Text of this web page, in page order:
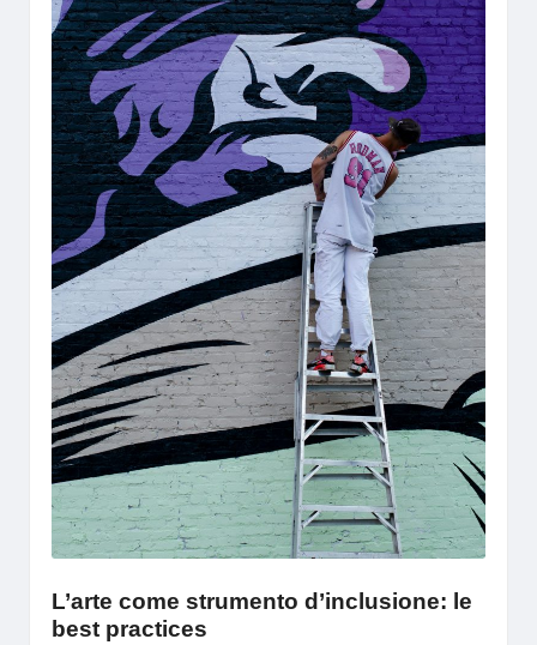
L’arte come strumento d’inclusione: le
best practices